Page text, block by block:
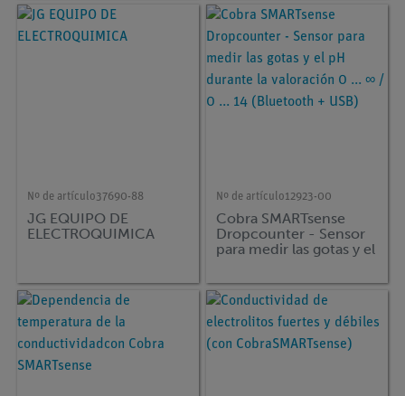
Nº de artículo37690-88
JG EQUIPO DE
ELECTROQUIMICA
Nº de artículo12923-00
Cobra SMARTsense
Dropcounter - Sensor
para medir las gotas y el
valoración 0 ... ∞ / 0 ...
14 (Bluetooth + USB)